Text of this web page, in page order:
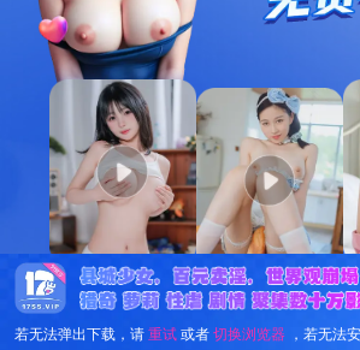
若无法弹出下载，请重试或者切换浏览器，若无法